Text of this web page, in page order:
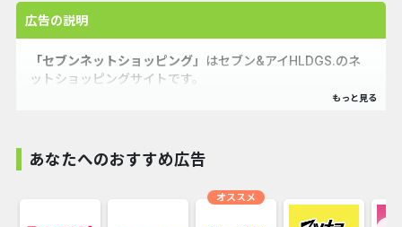
広告の説明
「セブンネットショッピング」
はセブン&アイHLDGS.のネ
ットショッピングサイトです。
セブン‐イレブン受け取りなら送料無料！24時間受取り可
その他セブンネットショッピングでしか購入できない限定商
他店では入手困難な専門的商品を取り扱っています。
あなたへのおすすめ広告
オススメ